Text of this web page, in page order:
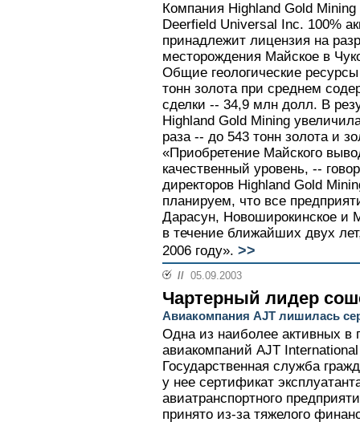
Компания Highland Gold
Deerfield Universal Inc. 100%
принадлежит лицензия на
месторождения Майское в
Общие геологические
тонн золота при среднем
сделки -- 34,9 млн долл. В
Highland Gold Mining
раза -- до 543 тонн золота и
«Приобретение Майского
качественный уровень, --
директоров Highland Gold
планируем, что все
Дарасун, Новоширокинское и
в течение ближайших двух
2006 году». >>
// 05.09.2003
Чартерный лидер
Авиакомпания AJT лишилась
Одна из наиболее активных в
авиакомпаний AJT
Государственная служба
у нее сертификат
авиатранспортного
принято из-за тяжелого